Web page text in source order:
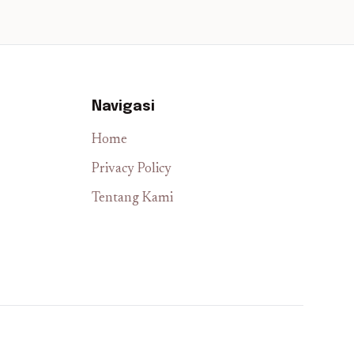
Navigasi
Home
Privacy Policy
Tentang Kami